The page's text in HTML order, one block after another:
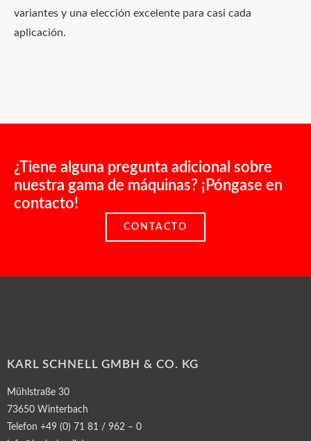
variantes y una elección excelente para casi cada
aplicación.
¿Tiene alguna pregunta adicional sobre
nuestra gama de máquinas? ¡Póngase en
contacto!
CONTACTO
KARL SCHNELL GMBH & CO. KG
Mühlstraße 30
73650 Winterbach
Telefon +49 (0) 71 81 / 962 – 0